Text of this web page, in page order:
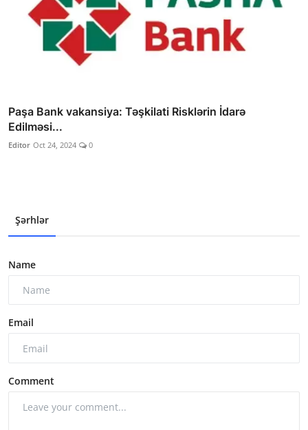
Paşa Bank vakansiya: Təşkilati Risklərin İdarə
Edilməsi...
Editor Oct 24, 2024 0
Şərhlər
Name
Email
Comment